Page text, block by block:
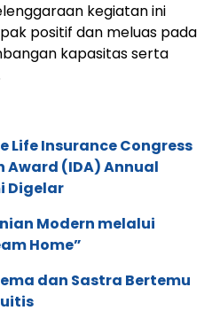
kegiatan ini
positif dan meluas pada
kapasitas serta
Life Insurance Congress
(IDA) Annual
Digelar
Modern melalui
Home”
dan Sastra Bertemu